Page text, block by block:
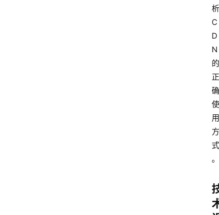
析
C
D
N
的
正
确
使
用
方
式
。